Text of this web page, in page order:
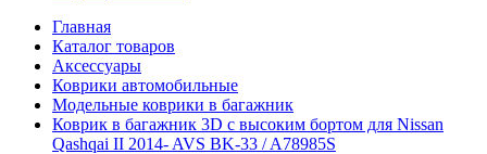
Главная
Каталог товаров
Аксессуары
Коврики автомобильные
Модельные коврики в багажник
Коврик в багажник 3D с высоким бортом для Nissan
Qashqai II 2014- AVS BK-33 / A78985S